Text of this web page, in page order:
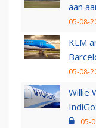
aan
05-08-
KLM
05-08-
Willie
05-